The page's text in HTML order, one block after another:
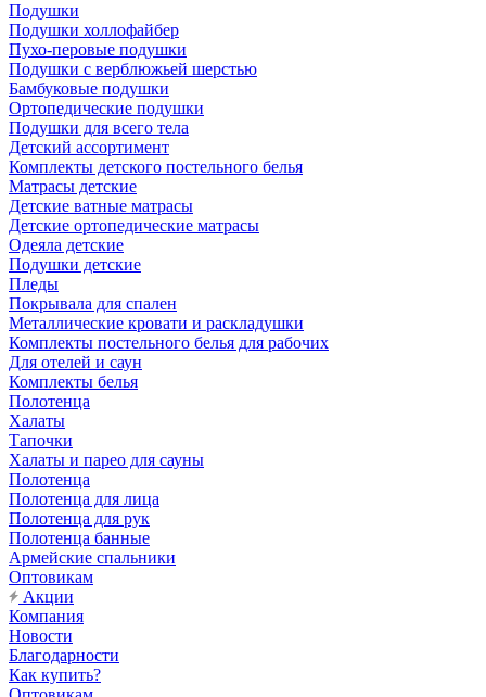
Подушки
Подушки холлофайбер
Пухо-перовые подушки
Подушки с верблюжьей шерстью
Бамбуковые подушки
Ортопедические подушки
Подушки для всего тела
Детский ассортимент
Комплекты детского постельного белья
Матрасы детские
Детские ватные матрасы
Детские ортопедические матрасы
Одеяла детские
Подушки детские
Пледы
Покрывала для спален
Металлические кровати и раскладушки
Комплекты постельного белья для рабочих
Для отелей и саун
Комплекты белья
Полотенца
Халаты
Тапочки
Халаты и парео для сауны
Полотенца
Полотенца для лица
Полотенца для рук
Полотенца банные
Армейские спальники
Оптовикам
Акции
Компания
Новости
Благодарности
Как купить?